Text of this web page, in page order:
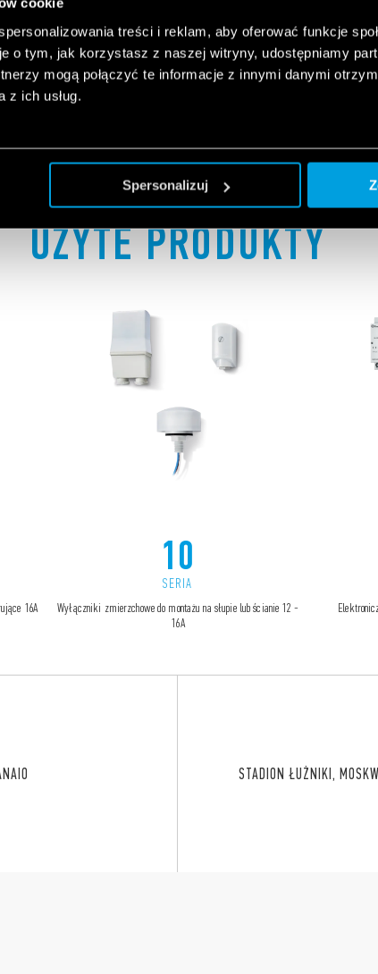
cookie
treści i reklam, aby oferować funkcje
o tym, jak korzystasz z naszej witryny, udostępniamy
mogą połączyć te informacje z innymi danymi
z ich usług.
Spersonalizuj
UŻYTE PRODUKTY
16A
10
SERIA
Wyłączniki zmierzchowe do montażu na słupie lub ścianie 12 -
16A
STADION ŁUŻNIKI,